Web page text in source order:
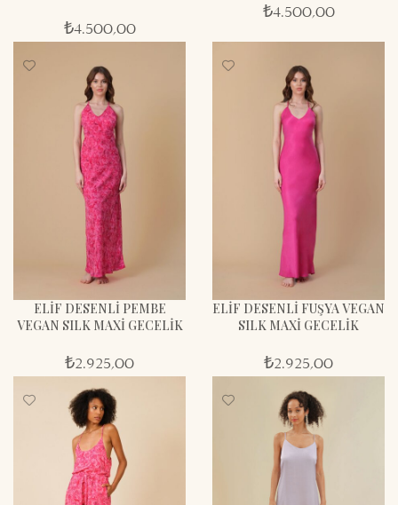
₺4.500,00
₺4.500,00
ELİF DESENLİ PEMBE
VEGAN SILK MAXİ GECELİK
₺2.925,00
ELİF DESENLİ FUŞYA VEGAN
SILK MAXİ GECELİK
₺2.925,00